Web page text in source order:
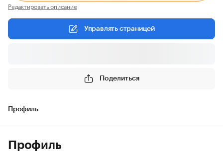
Редактировать описание
Управлять страницей
Поделиться
Профиль
Профиль